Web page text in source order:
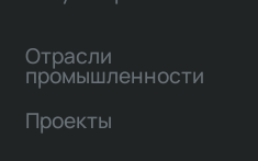
Отрасли
промышленности
Проекты